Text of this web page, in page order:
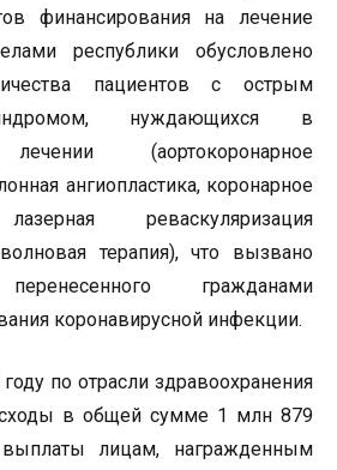
финансирования на лечение
республики обусловлено
пациентов с острым
нуждающихся в
(аортокоронарное
ангиопластика, коронарное
реваскуляризация
терапия), что вызвано
гражданами
коронавирусной инфекции.
по отрасли здравоохранения
в общей сумме 1 млн 879
лицам, награжденным